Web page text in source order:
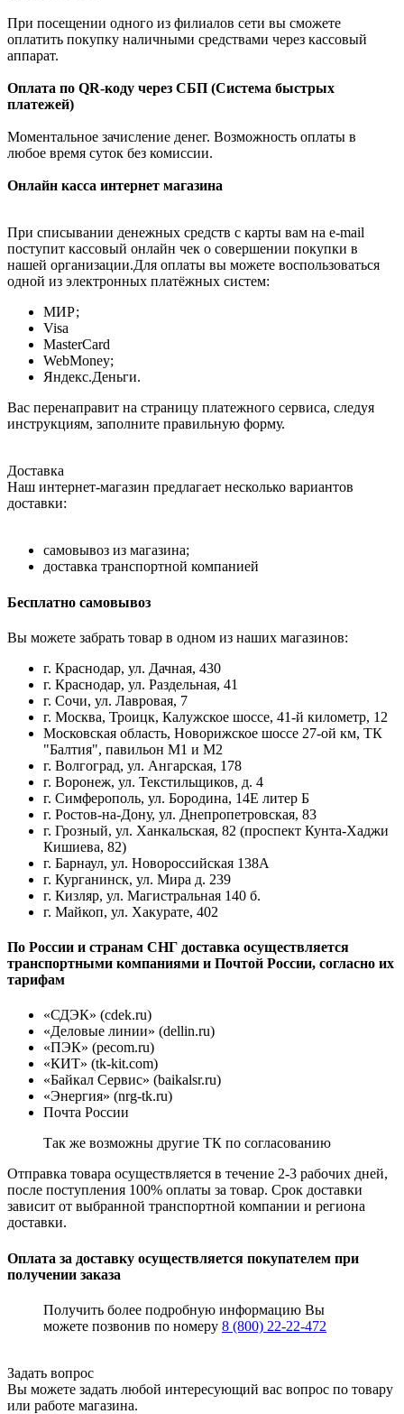
При посещении одного из филиалов сети вы сможете
оплатить покупку наличными средствами через кассовый
аппарат.
Оплата по QR-коду через СБП (Система быстрых
платежей)
Моментальное зачисление денег. Возможность оплаты в
любое время суток без комиссии.
Онлайн касса интернет магазина
При списывании денежных средств с карты вам на e-mail
поступит кассовый онлайн чек о совершении покупки в
нашей организации.Для оплаты вы можете воспользоваться
одной из электронных платёжных систем:
МИР;
Visa
MasterCard
WebMoney;
Яндекс.Деньги.
Вас перенаправит на страницу платежного сервиса, следуя
инструкциям, заполните правильную форму.
Доставка
Наш интернет-магазин предлагает несколько вариантов
доставки:
самовывоз из магазина;
доставка транспортной компанией
Бесплатно самовывоз
Вы можете забрать товар в одном из наших магазинов:
г. Краснодар, ул. Дачная, 430
г. Краснодар, ул. Раздельная, 41
г. Сочи, ул. Лавровая, 7
г. Москва, Троицк, Калужское шоссе, 41-й километр, 12
Московская область, Новорижское шоссе 27-ой км, ТК
"Балтия", павильон М1 и М2
г. Волгоград, ул. Ангарская, 178
г. Воронеж, ул. Текстильщиков, д. 4
г. Симферополь, ул. Бородина, 14Е литер Б
г. Ростов-на-Дону, ул. Днепропетровская, 83
г. Грозный, ул. Ханкальская, 82 (проспект Кунта-Хаджи
Кишиева, 82)
г. Барнаул, ул. Новороссийская 138А
г. Курганинск, ул. Мира д. 239
г. Кизляр, ул. Магистральная 140 б.
г. Майкоп, ул. Хакурате, 402
По России и странам СНГ доставка осуществляется
транспортными компаниями и Почтой России, согласно их
тарифам
«СДЭК» (cdek.ru)
«Деловые линии» (dellin.ru)
«ПЭК» (pecom.ru)
«КИТ» (tk-kit.com)
«Байкал Сервис» (baikalsr.ru)
«Энергия» (nrg-tk.ru)
Почта России
Так же возможны другие ТК по согласованию
Отправка товара осуществляется в течение 2-3 рабочих дней,
после поступления 100% оплаты за товар. Срок доставки
зависит от выбранной транспортной компании и региона
доставки.
Оплата за доставку осуществляется покупателем при
получении заказа
Получить более подробную информацию Вы
можете позвонив по номеру 8 (800) 22-22-472
Задать вопрос
Вы можете задать любой интересующий вас вопрос по товару
или работе магазина.